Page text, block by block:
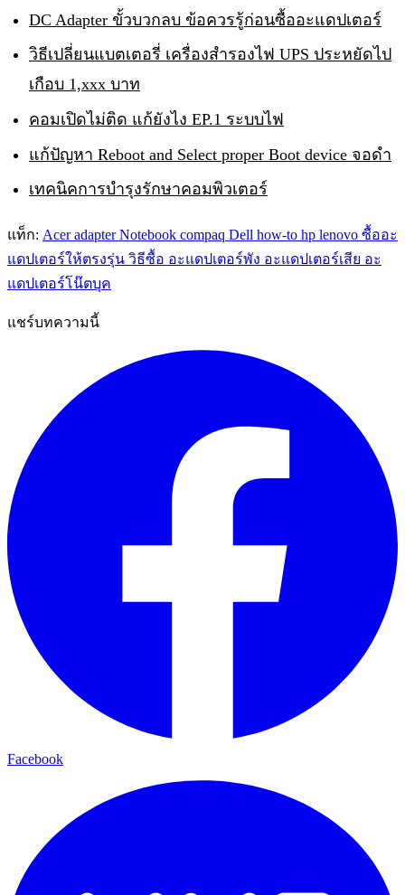
DC Adapter ขั้วบวกลบ ข้อควรรู้ก่อนซื้ออะแดปเตอร์
วิธีเปลี่ยนแบตเตอรี่ เครื่องสำรองไฟ UPS ประหยัดไป
เกือบ 1,xxx บาท
คอมเปิดไม่ติด แก้ยังไง EP.1 ระบบไฟ
แก้ปัญหา Reboot and Select proper Boot device จอดำ
เทคนิคการบำรุงรักษาคอมพิวเตอร์
แท็ก: Aceradapter Notebook compaq Dell how-to hp lenovo ซื้ออะ
แดปเตอร์ให้ตรงรุ่น วิธีซื้อ อะแดปเตอร์พัง อะแดปเตอร์เสีย อะ
แดปเตอร์โน๊ตบุค
แชร์บทความนี้
Facebook